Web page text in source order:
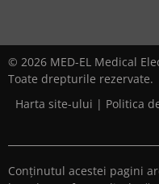
© 2026 MED-EL Medical
Toate drepturile rezervate.
Harta site-ului | Politica
Conținutul acestei pagini